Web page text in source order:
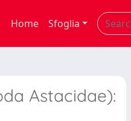
Home Sfoglia
Astacidae):